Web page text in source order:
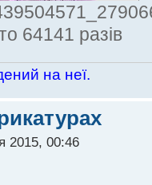
64141 разів
на неї.
2015, 00:46